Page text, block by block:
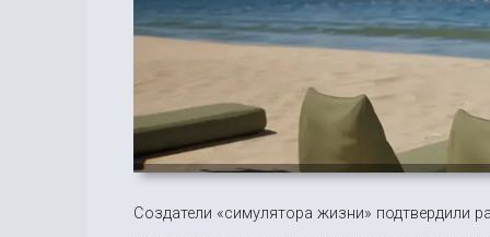
Создатели «симулятора жизни» подтвердили